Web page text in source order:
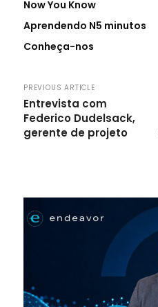
Now You Know
Aprendendo N5 minutos
Conheça-nos
PREVIOUS ARTICLE
Entrevista com
Federico Dudelsack,
gerente de projeto